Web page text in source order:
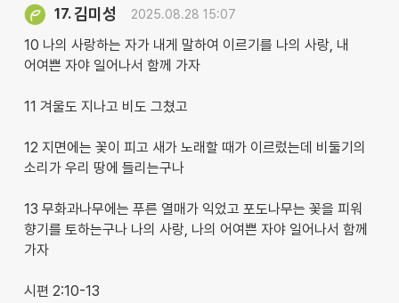
17.김미성 2025.08.28 15:07
10 나의 사랑하는 자가 내게 말하여 이르기를 나의 사랑, 내
어여쁜 자야 일어나서 함께 가자
11 겨울도 지나고 비도 그쳤고
12 지면에는 꽃이 피고 새가 노래할 때가 이르렀는데 비둘기의
소리가 우리 땅에 들리는구나
13 무화과나무에는 푸른 열매가 익었고 포도나무는 꽃을 피워
향기를 토하는구나 나의 사랑, 나의 어여쁜 자야 일어나서 함께
가자
시편 2:10-13